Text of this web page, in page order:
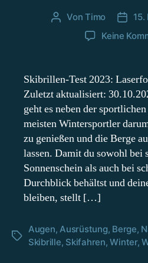
Beitragsautor
VonTimo
Keine
Skibrillen-Test 2023:
Zuletzt aktualisiert:
geht es neben der
meisten Wintersportler
zu genießen und die Berge
lassen. Damit du sowohl bei
Sonnenschein als auch bei
Durchblick behältst und
bleiben, stellt […]
Schlagwörter
Augen,Ausrüstung, Berge,
Skibrille, Skifahren,Winter,